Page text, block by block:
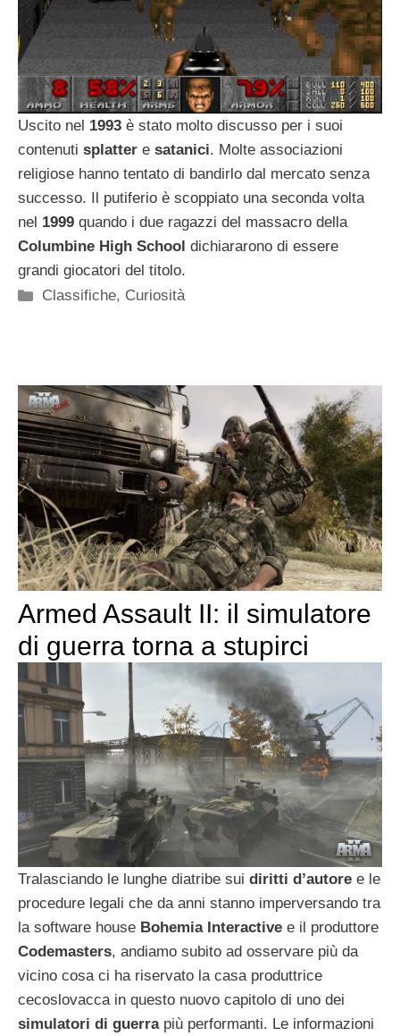
Uscito nel 1993 è stato molto discusso per i suoi
contenuti splatter e satanici. Molte associazioni
religiose hanno tentato di bandirlo dal mercato senza
successo. Il putiferio è scoppiato una seconda volta
nel 1999 quando i due ragazzi del massacro della
Columbine High School dichiararono di essere
grandi giocatori del titolo.
Categorie
Classifiche, Curiosità
Armed Assault II: il simulatore
di guerra torna a stupirci
Tralasciando le lunghe diatribe sui diritti d’autore e le
procedure legali che da anni stanno imperversando tra
la software house Bohemia Interactive e il produttore
Codemasters, andiamo subito ad osservare più da
vicino cosa ci ha riservato la casa produttrice
cecoslovacca in questo nuovo capitolo di uno dei
simulatori di guerrapiù performanti. Le informazioni